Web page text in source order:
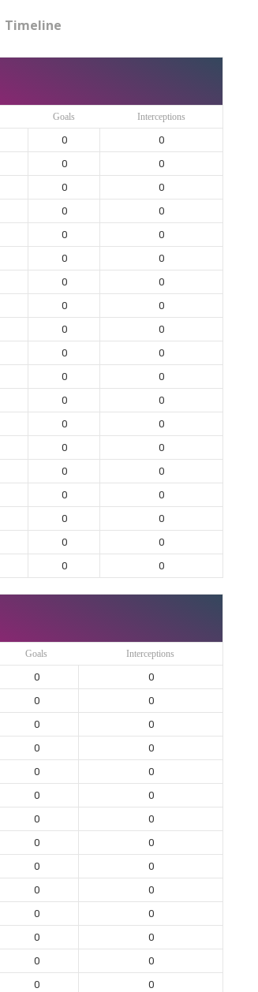
Timeline
Goals Interceptions
0
0
0
0
0
0
0
0
0
0
0
0
0
0
0
0
0
0
0
0
0
0
0
0
0
0
0
0
0
0
0
0
0
0
0
0
0 0
Goals Interceptions
0
0
0
0
0
0
0
0
0
0
0
0
0
0
0
0
0
0
0
0
0
0
0
0
0
0
0
0